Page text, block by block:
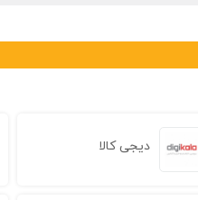
دیجی کالا